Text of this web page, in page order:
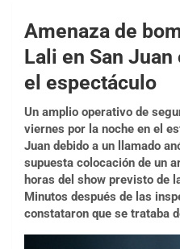
Amenaza de
Lali en San
el espectáculo
Un amplio operativo de
viernes por la noche en el
Juan debido a un llamado
supuesta colocación de un
horas del show previsto de
Minutos después de las
constataron que se trataba